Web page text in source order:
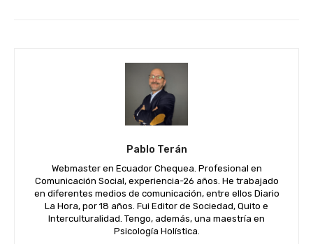
Pablo Terán
Webmaster en Ecuador Chequea. Profesional en
Comunicación Social, experiencia-26 años. He trabajado
en diferentes medios de comunicación, entre ellos Diario
La Hora, por 18 años. Fui Editor de Sociedad, Quito e
Interculturalidad. Tengo, además, una maestría en
Psicología Holística.